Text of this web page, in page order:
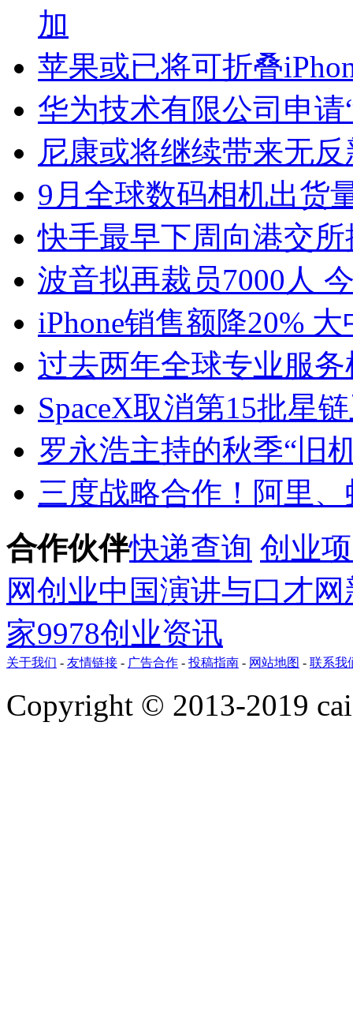
加
苹果或已将可折叠
华为技术有限公司申请
尼康或将继续带来无
9月全球数码相机出货
快手最早下周向港交
波音拟再裁员7000人
iPhone销售额降20%
过去两年全球专业服
SpaceX取消第15批星
罗永浩主持的秋季“旧
三度战略合作！阿里
合作伙伴快递查询 创业
网创业中国演讲与口才网
家9978创业资讯
关于我们 - 友情链接 - 广告合作 - 投稿指南 - 网站地图 - 联系我
Copyright © 2013-2019